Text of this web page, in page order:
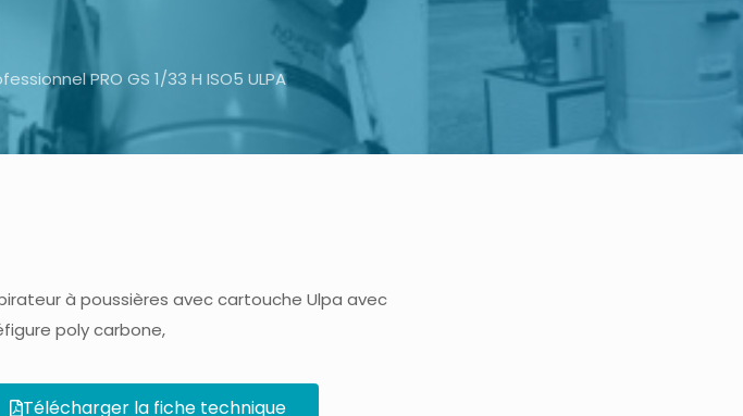
PRO GS 1/33 H ISO5 ULPA
à poussières avec cartouche Ulpa avec
poly carbone,
Télécharger la fiche technique